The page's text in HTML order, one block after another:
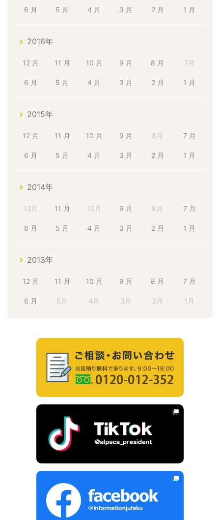
6 月 5 月 4 月 3 月 2 月 1 月
2016年
12 月 11 月 10 月 9 月 8 月 7月
6 月 5 月 4 月 3 月 2 月 1 月
2015年
12 月 11 月 10 月 9 月 8月 7 月
6 月 5 月 4 月 3 月 2 月 1 月
2014年
12月 11 月 10月 9 月 8月 7 月
6 月 5 月 4 月 3 月 2 月 1 月
2013年
12 月 11 月 10 月 9 月 8 月 7 月
6 月 5月 4月 3月 2月 1月